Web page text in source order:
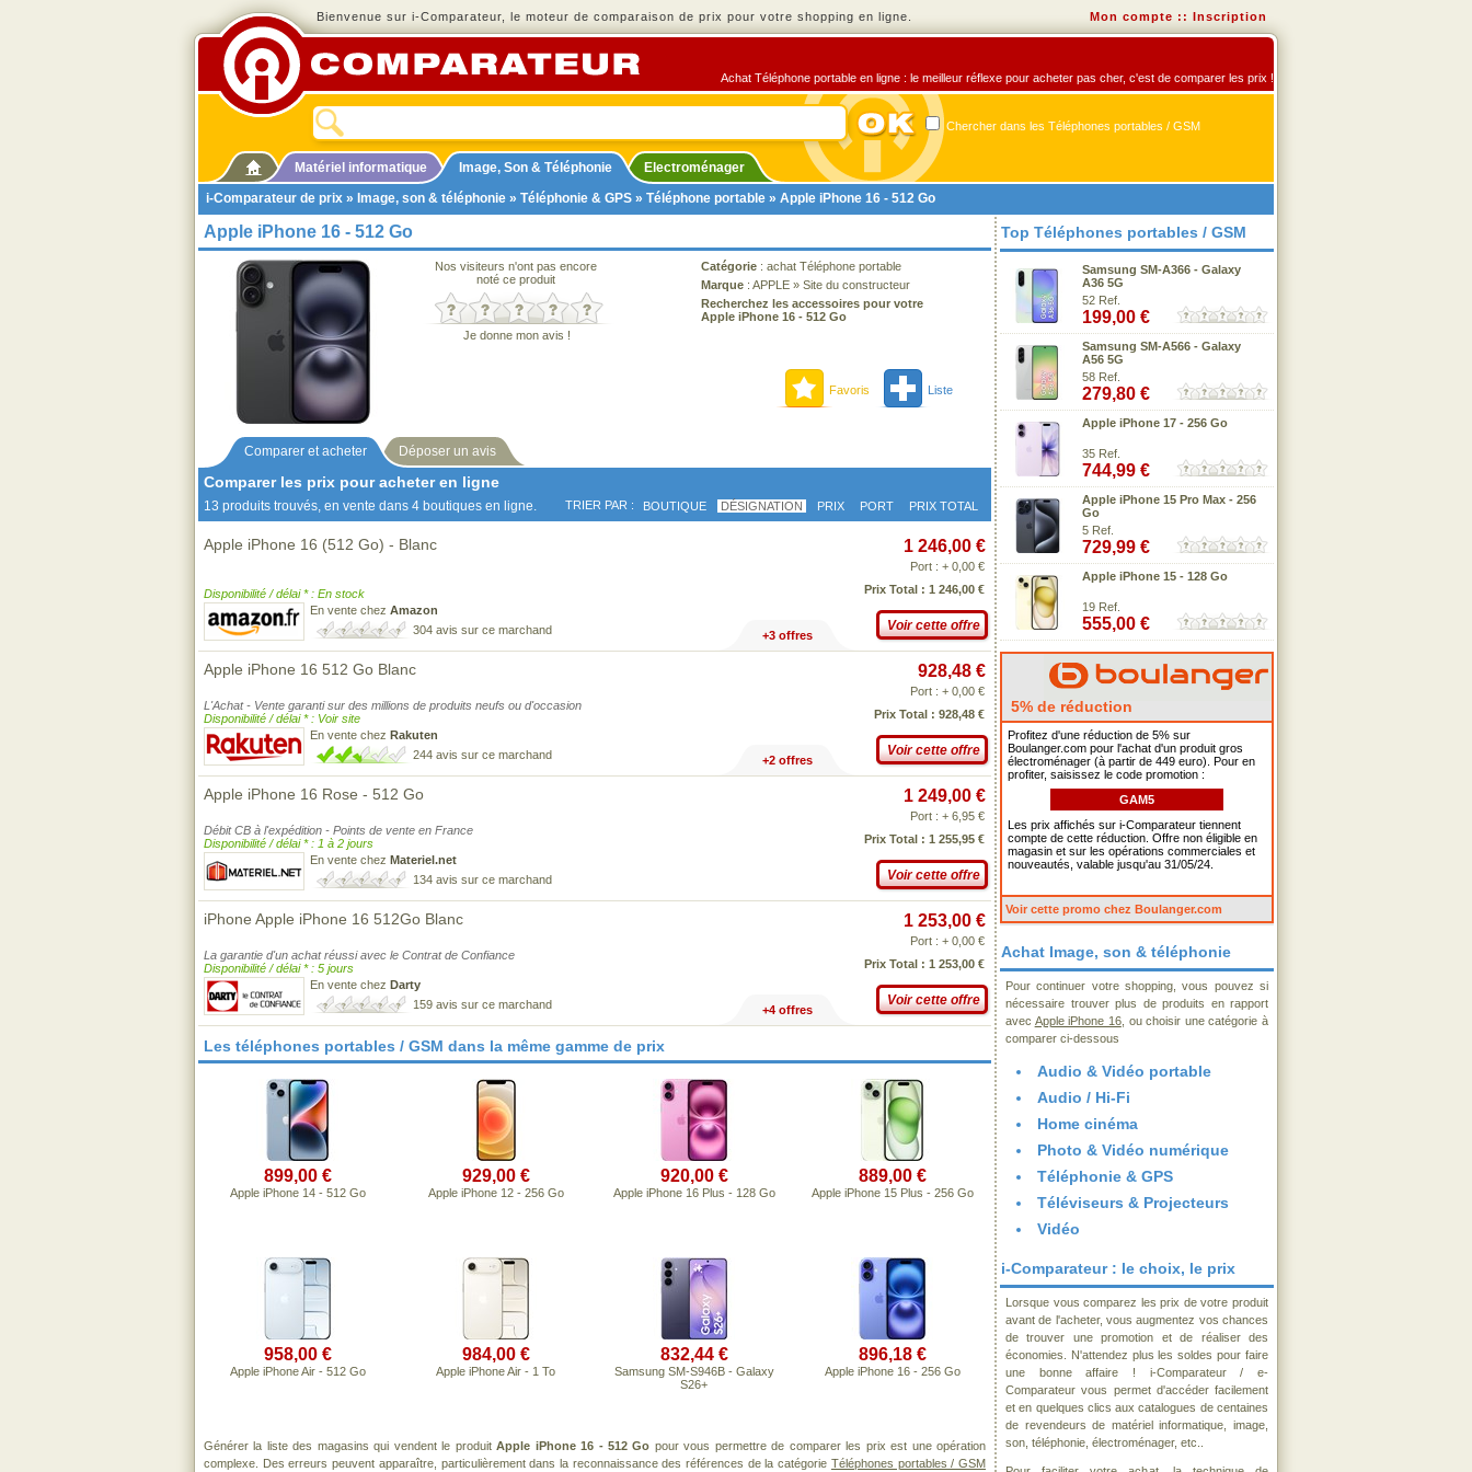
Bienvenue sur i-Comparateur, le moteur de comparaison de prix pour votre shopping en ligne. Mon compte :: Inscription
Achat Téléphone portable en ligne : le meilleur réflexe pour acheter pas cher, c'est de comparer les prix !
Chercher dans les Téléphones portables / GSM
Matériel informatique Image, Son & Téléphonie
Electroménager
i-Comparateur de prix » Image, son & téléphonie » Téléphonie & GPS » Téléphone portable » Apple iPhone 16 - 512 Go
Apple iPhone 16 - 512 Go
Nos visiteurs n'ont pas encore
noté ce produit
Je donne mon avis !
Catégorie : achat Téléphone portable
Marque : APPLE » Site du constructeur
Recherchez les accessoires pour votre
Apple iPhone 16 - 512 Go
Favoris Liste
Comparer et acheter Déposer un avis
Comparer les prix pour acheter en ligne
13 produits trouvés, en vente dans 4 boutiques en ligne. TRIER PAR : BOUTIQUE DÉSIGNATION PRIX PORT PRIX TOTAL
Apple iPhone 16 (512 Go) - Blanc
Disponibilité / délai * : En stock
En vente chez Amazon
304 avis sur ce marchand
1 246,00 €
Port : + 0,00 €
Prix Total : 1 246,00 €
Voir cette offre
+3 offres
Apple iPhone 16 512 Go Blanc
L'Achat - Vente garanti sur des millions de produits neufs ou d'occasion
Disponibilité / délai * : Voir site
En vente chez Rakuten
244 avis sur ce marchand
928,48 €
Port : + 0,00 €
Prix Total : 928,48 €
Voir cette offre
+2 offres
Apple iPhone 16 Rose - 512 Go
Débit CB à l'expédition - Points de vente en France
Disponibilité / délai * : 1 à 2 jours
En vente chez Materiel.net
134 avis sur ce marchand
1 249,00 €
Port : + 6,95 €
Prix Total : 1 255,95 €
Voir cette offre
iPhone Apple iPhone 16 512Go Blanc
La garantie d'un achat réussi avec le Contrat de Confiance
Disponibilité / délai * : 5 jours
En vente chez Darty
159 avis sur ce marchand
1 253,00 €
Port : + 0,00 €
Prix Total : 1 253,00 €
Voir cette offre
+4 offres
Les téléphones portables / GSM dans la même gamme de prix
899,00 €
Apple iPhone 14 - 512 Go
929,00 €
Apple iPhone 12 - 256 Go
920,00 €
Apple iPhone 16 Plus - 128 Go
889,00 €
Apple iPhone 15 Plus - 256 Go
958,00 €
Apple iPhone Air - 512 Go
984,00 €
Apple iPhone Air - 1 To
832,44 €
Samsung SM-S946B - Galaxy
S26+
896,18 €
Apple iPhone 16 - 256 Go
Générer la liste des magasins qui vendent le produitApple iPhone 16 - 512 Go pour vous permettre de comparer les prix est une opération
complexe. Des erreurs peuvent apparaître, particulièrement dans la reconnaissance des références de la catégorie Téléphones portables / GSM
Top Téléphones portables / GSM
Samsung SM-A366 - Galaxy
A36 5G
52 Ref.
199,00 €
Samsung SM-A566 - Galaxy
A56 5G
58 Ref.
279,80 €
Apple iPhone 17 - 256 Go
35 Ref.
744,99 €
Apple iPhone 15 Pro Max - 256
Go
5 Ref.
729,99 €
Apple iPhone 15 - 128 Go
19 Ref.
555,00 €
5% de réduction
Profitez d'une réduction de 5% sur
Boulanger.com pour l'achat d'un produit gros
électroménager (à partir de 449 euro). Pour en
profiter, saisissez le code promotion :
GAM5
Les prix affichés sur i-Comparateur tiennent
compte de cette réduction. Offre non éligible en
magasin et sur les opérations commerciales et
nouveautés, valable jusqu'au 31/05/24.
Voir cette promo chez Boulanger.com
Achat Image, son & téléphonie
Pour continuer votre shopping, vous pouvez si
nécessaire trouver plus de produits en rapport
avec Apple iPhone 16, ou choisir une catégorie à
comparer ci-dessous
Audio & Vidéo portable
Audio / Hi-Fi
Home cinéma
Photo & Vidéo numérique
Téléphonie & GPS
Téléviseurs & Projecteurs
Vidéo
i-Comparateur : le choix, le prix
Lorsque vous comparez les prix de votre produit
avant de l'acheter, vous augmentez vos chances
de trouver une promotion et de réaliser des
économies. N'attendez plus les soldes pour faire
une bonne affaire ! i-Comparateur / e-
Comparateur vous permet d'accéder facilement
et en quelques clics aux catalogues de centaines
de revendeurs de matériel informatique, image,
son, téléphonie, électroménager, etc..